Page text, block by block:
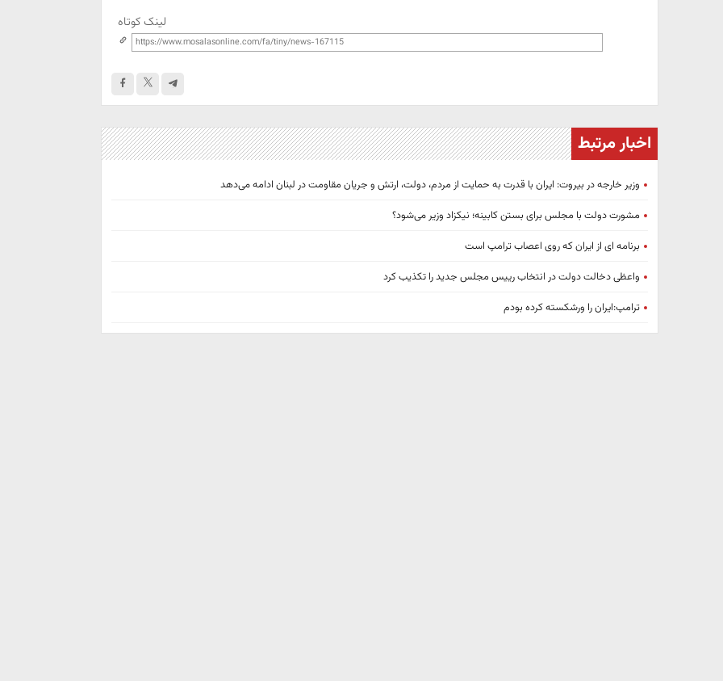
لینک کوتاه
اخبار مرتبط
وزیر خارجه در بیروت: ایران با قدرت به حمایت از مردم، دولت، ارتش و جریان مقاومت در لبنان ادامه می‌دهد
مشورت دولت با مجلس برای بستن کابینه؛ نیکزاد وزیر می‌شود؟
برنامه ای از ایران که روی اعصاب ترامپ است
واعظی دخالت دولت در انتخاب رییس مجلس جدید را تکذیب کرد
ترامپ:ایران را ورشکسته کرده بودم